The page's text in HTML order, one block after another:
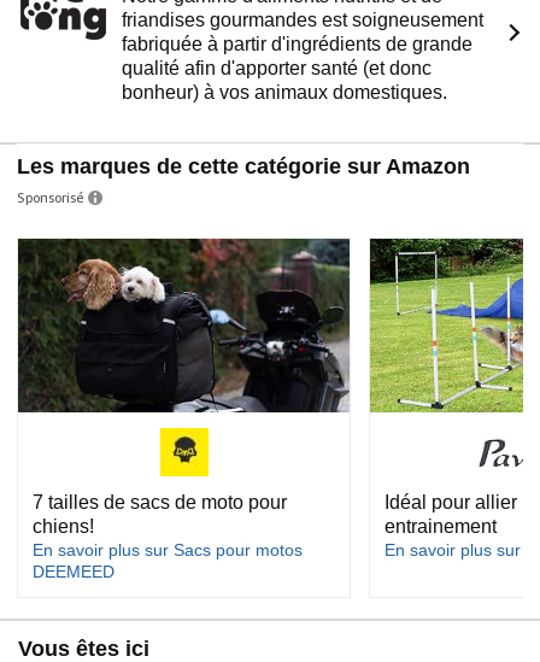
de main.
friandises gourmandes est soigneusement
fabriquée à partir d'ingrédients de grande
qualité afin d'apporter santé (et donc
bonheur) à vos animaux domestiques.
Les marques de cette catégorie sur Amazon
Sponsorisé
7 tailles de sacs de moto pour
chiens!
En savoir plus sur Sacs pour motos
DEEMEED
Idéal pour allier
entrainement
En savoir plus sur
Vous êtes ici